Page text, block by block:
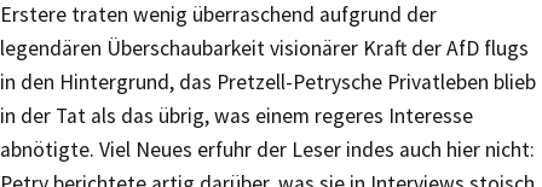
Erstere traten wenig überraschend aufgrund der
legendären Überschaubarkeit visionärer Kraft der AfD flugs
in den Hintergrund, das Pretzell-Petrysche Privatleben blieb
in der Tat als das übrig, was einem regeres Interesse
abnötigte. Viel Neues erfuhr der Leser indes auch hier nicht: